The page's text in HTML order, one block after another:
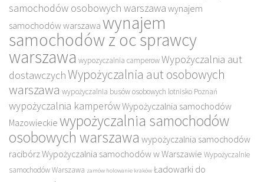
samochodów osobowych warszawa wynajem
samochodów warszawa wynajem
samochodów z oc sprawcy
warszawa wypozyczalnia camperowWypożyczalnia aut
dostawczychWypożyczalnia aut osobowych
warszawa wypożyczalnia busów osobowych lotnisko Poznań
wypożyczalnia kamperówWypożyczalnia samochodów
Mazowieckie wypożyczalnia samochodów
osobowych warszawa wypożyczalnia samochodów
racibórzWypożyczalnia samochodów w Warszawie Wypożyczalnie
samochodów Warszawa zamów holowanie kraków Ładowarki do